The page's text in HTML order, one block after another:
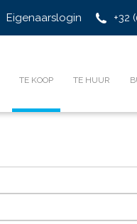
+32
Eigenaarslogin
TE KOOP TE HUUR